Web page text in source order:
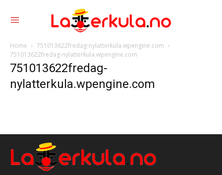
Home
751013622fredag-nylatterkula.wpengine.com
751013622fredag-nylatterkula.wpengine.com
751013622fredag-
nylatterkula.wpengine.com